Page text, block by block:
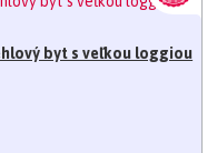
byt s veľkou loggiou